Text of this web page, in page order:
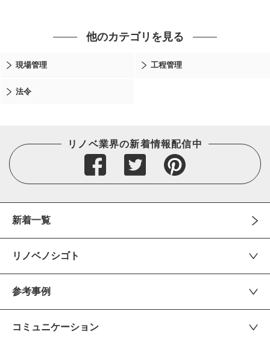
他のカテゴリを見る
現場管理 工程管理
法令
リノベ業界の新着情報配信中
新着一覧
リノベノシゴト
参考事例
コミュニケーション